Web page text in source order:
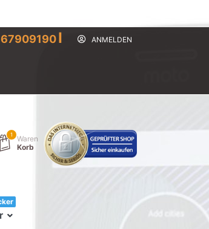
I ANMELDEN
1
Waren
Korb